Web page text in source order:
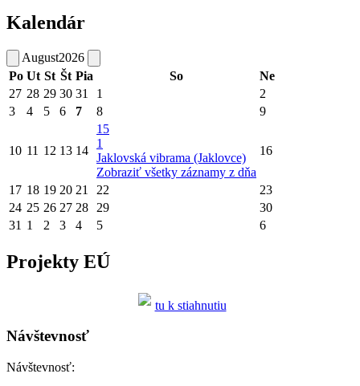
Kalendár
August2026
Po Ut St Št Pia So
Ne
27 28 29 30 31 1
2
3
4 5 6 7 8 9
10 11 12 13 14
15
1
Jaklovská vibrama (Jaklovce)
Zobraziť všetky záznamy z dňa
16
17 18 19 20 21 22
23
24 25 26 27 28 29
30
31 1 2 3 4 5 6
Projekty EÚ
tu k stiahnutiu
Návštevnosť
Návštevnosť: